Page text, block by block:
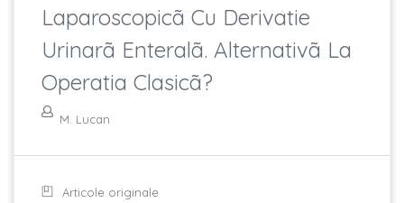
Laparoscopicã Cu Derivatie
Urinarã Enteralã. Alternativã La
Operatia Clasicã?
M. Lucan
Articole originale